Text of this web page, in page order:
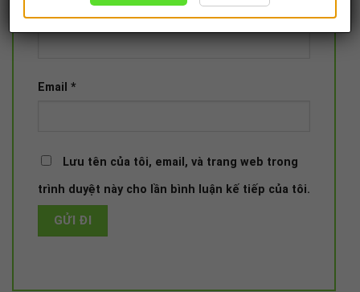
Email *
Lưu tên của tôi, email, và trang web trong
trình duyệt này cho lần bình luận kế tiếp của tôi.